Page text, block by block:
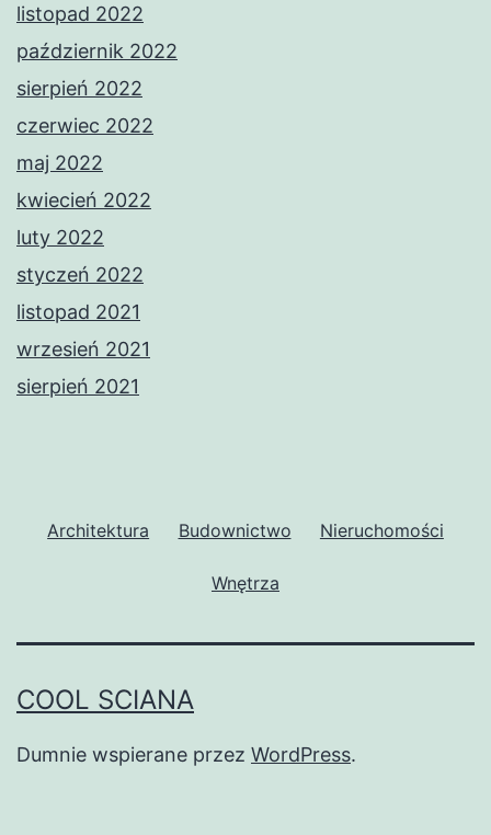
listopad 2022
październik 2022
sierpień 2022
czerwiec 2022
maj 2022
kwiecień 2022
luty 2022
styczeń 2022
listopad 2021
wrzesień 2021
sierpień 2021
Architektura Budownictwo Nieruchomości
Wnętrza
COOL SCIANA
Dumnie wspierane przez WordPress.